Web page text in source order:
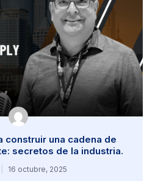
construir una cadena de
secretos de la industria.
16 octubre, 2025